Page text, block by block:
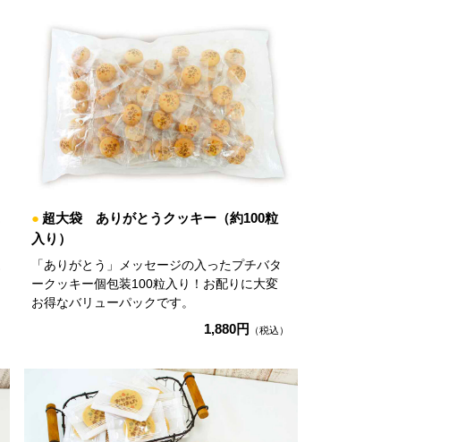
● 超大袋 ありがとうクッキー（約100粒
入り）
「ありがとう」メッセージの入ったプチバタ
ークッキー個包装100粒入り！お配りに大変
お得なバリューパックです。
1,880円 （税込）